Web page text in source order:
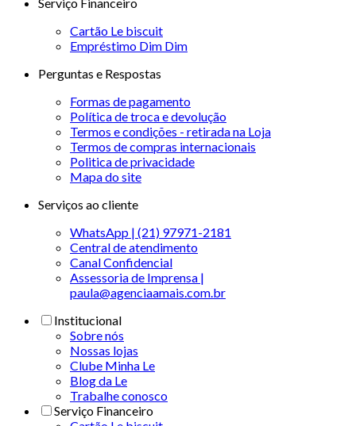
Cartão Le biscuit
Empréstimo Dim Dim
Perguntas e Respostas
Formas de pagamento
Política de troca e devolução
Termos e condições - retirada na Loja
Termos de compras internacionais
Politica de privacidade
Mapa do site
Serviços ao cliente
WhatsApp | (21) 97971-2181
Central de atendimento
Canal Confidencial
Assessoria de Imprensa |
paula@agenciaamais.com.br
Institucional
Sobre nós
Nossas lojas
Clube Minha Le
Blog da Le
Trabalhe conosco
Serviço Financeiro